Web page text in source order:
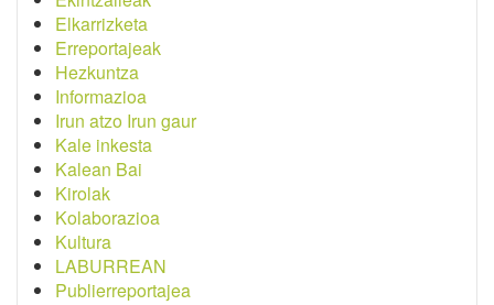
Elkarrizketa
Erreportajeak
Hezkuntza
Informazioa
Irun atzo Irun gaur
Kale inkesta
Kalean Bai
Kirolak
Kolaborazioa
Kultura
LABURREAN
Publierreportajea